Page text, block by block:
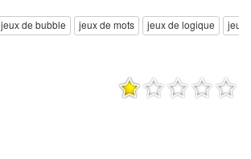
jeux de bubble jeux de mots jeux de logique jeux